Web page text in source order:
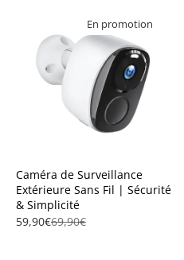
En promotion
Caméra de Surveillance
Extérieure Sans Fil | Sécurité
& Simplicité
59,90€69,90€